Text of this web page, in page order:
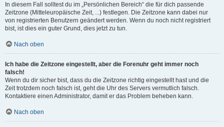
In diesem Fall solltest du im „Persönlichen Bereich“ die für dich passende
Zeitzone (Mitteleuropäische Zeit, ...) festlegen. Die Zeitzone kann dabei nur
von registrierten Benutzern geändert werden. Wenn du noch nicht registriert
bist, ist dies ein guter Grund, dies jetzt zu tun.
Nach oben
Ich habe die Zeitzone eingestellt, aber die Forenuhr geht immer noch
falsch!
Wenn du dir sicher bist, dass du die Zeitzone richtig eingestellt hast und die
Zeit trotzdem noch falsch ist, geht die Uhr des Servers vermutlich falsch.
Kontaktiere einen Administrator, damit er das Problem beheben kann.
Nach oben